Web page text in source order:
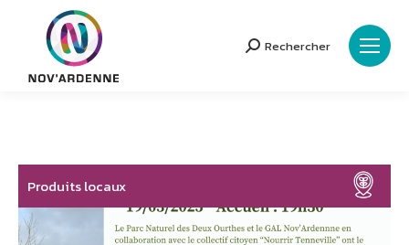
Search:
Rechercher
Produits locaux